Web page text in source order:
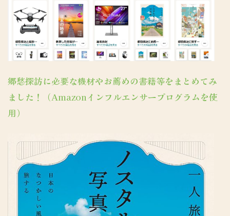
郷愁探訪に必要な機材やお薦めの書籍等をまとめてみ
ました！（Amazonインフルエンサープログラムを使
用）